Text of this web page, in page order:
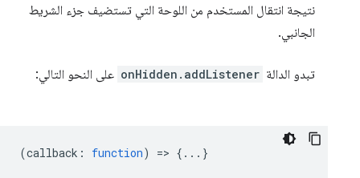
نتيجة انتقال المستخدم من اللوحة التي تستضيف جزء الشريط
الجانبي.
تبدو الدالة onHidden.addListener على النحو التالي:
(callback : function) => {...}